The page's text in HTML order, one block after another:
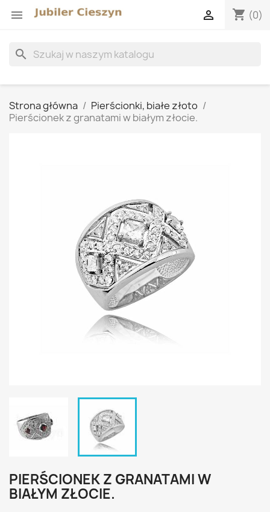
 shopping_cart (0)

search
Strona główna
Pierścionki, białe złoto
Pierścionek z granatami w białym złocie.
PIERŚCIONEK Z GRANATAMI W
BIAŁYM ZŁOCIE.